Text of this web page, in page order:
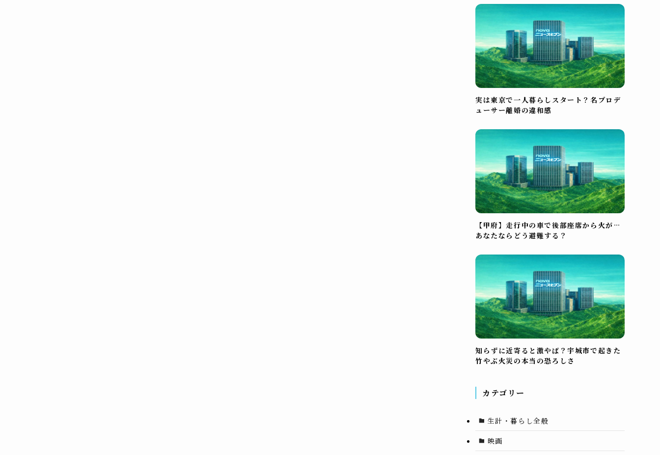
実は東京で一人暮らしスタート？名プロデ
ューサー離婚の違和感
【甲府】走行中の車で後部座席から火が…
あなたならどう避難する？
知らずに近寄ると激やば？宇城市で起きた
竹やぶ火災の本当の恐ろしさ
カテゴリー
生計・暮らし全般
映画